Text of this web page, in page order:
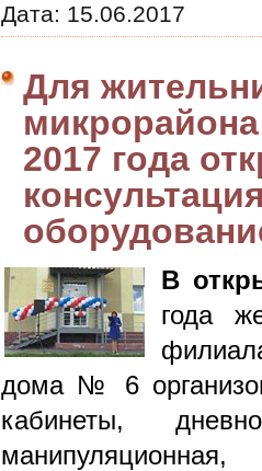
Дата: 15.06.2017
Для
2017 года
В
года
дома № 6
кабинеты,